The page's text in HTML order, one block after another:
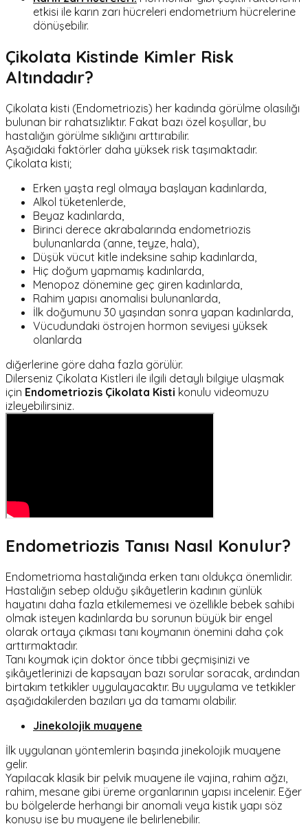
etkisi ile karın zarı hücreleri endometrium hücrelerine
dönüşebilir.
Çikolata Kistinde Kimler Risk
Altındadır?
Çikolata kisti (Endometriozis) her kadında görülme olasılığı
bulunan bir rahatsızlıktır. Fakat bazı özel koşullar, bu
hastalığın görülme sıklığını arttırabilir.
Aşağıdaki faktörler daha yüksek risk taşımaktadır.
Çikolata kisti;
Erken yaşta regl olmaya başlayan kadınlarda,
Alkol tüketenlerde,
Beyaz kadınlarda,
Birinci derece akrabalarında endometriozis
bulunanlarda (anne, teyze, hala),
Düşük vücut kitle indeksine sahip kadınlarda,
Hiç doğum yapmamış kadınlarda,
Menopoz dönemine geç giren kadınlarda,
Rahim yapısı anomalisi bulunanlarda,
İlk doğumunu 30 yaşından sonra yapan kadınlarda,
Vücudundaki östrojen hormon seviyesi yüksek
olanlarda
diğerlerine göre daha fazla görülür.
Dilerseniz Çikolata Kistleri ile ilgili detaylı bilgiye ulaşmak
için Endometriozis Çikolata Kisti konulu videomuzu
izleyebilirsiniz.
Endometriozis Tanısı Nasıl Konulur?
Endometrioma hastalığında erken tanı oldukça önemlidir.
Hastalığın sebep olduğu şikâyetlerin kadının günlük
hayatını daha fazla etkilememesi ve özellikle bebek sahibi
olmak isteyen kadınlarda bu sorunun büyük bir engel
olarak ortaya çıkması tanı koymanın önemini daha çok
arttırmaktadır.
Tanı koymak için doktor önce tıbbi geçmişinizi ve
şikâyetlerinizi de kapsayan bazı sorular soracak, ardından
birtakım tetkikler uygulayacaktır. Bu uygulama ve tetkikler
aşağıdakilerden bazıları ya da tamamı olabilir.
Jinekolojik muayene
İlk uygulanan yöntemlerin başında jinekolojik muayene
gelir.
Yapılacak klasik bir pelvik muayene ile vajina, rahim ağzı,
rahim, mesane gibi üreme organlarının yapısı incelenir. Eğer
bu bölgelerde herhangi bir anomali veya kistik yapı söz
konusu ise bu muayene ile belirlenebilir.